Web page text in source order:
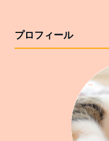
プロフィール